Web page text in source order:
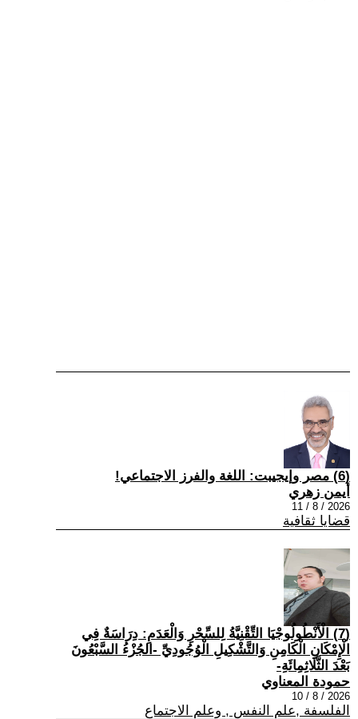
(6) مصر وإيجيبت: اللغة والفرز الاجتماعي!
أيمن زهري
2026 / 8 / 11
قضايا ثقافية
(7) الْأَنْطُولُوجْيَا التِّقْنِيَّةُ لِلسِّحْرِ وَالْعَدَمِ: دِرَاسَةٌ فِي
الْإِمْكَانِ الْكَامِنِ وَالتَّشْكِيلِ الْوُجُودِيِّ -الجُزْءُ السَّبْعُونَ
بَعْدَ الثَّلَاثِمِائَةِ-
حمودة المعناوي
2026 / 8 / 10
الفلسفة ,علم النفس , وعلم الاجتماع